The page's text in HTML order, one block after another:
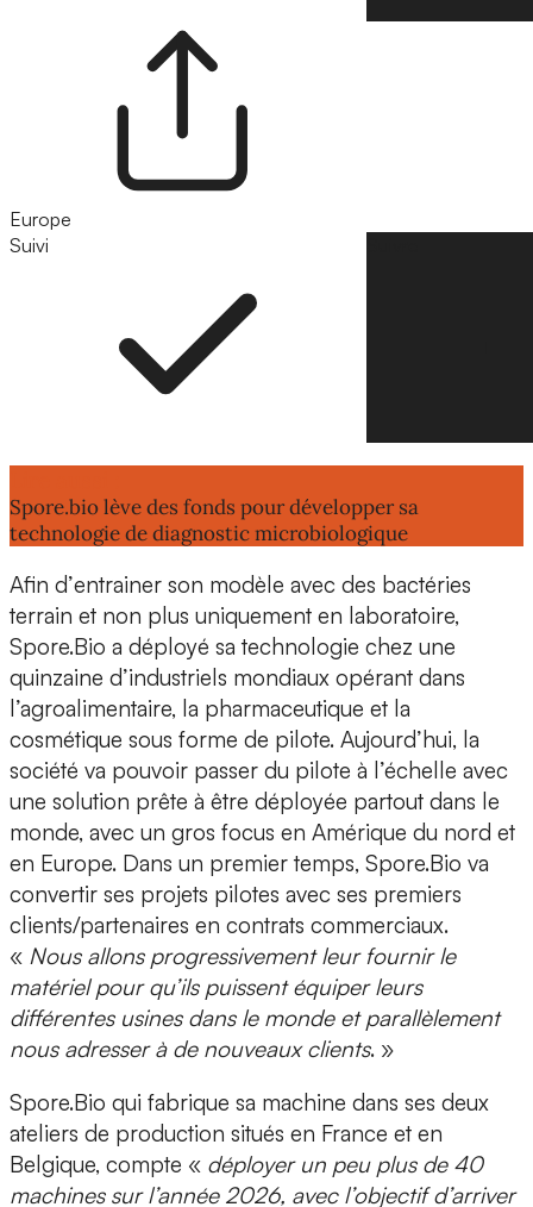
Europe
Suivi
Spore.bio lève des fonds pour développer sa
technologie de diagnostic microbiologique
Afin d’entrainer son modèle avec des bactéries
terrain et non plus uniquement en laboratoire,
Spore.Bio a déployé sa technologie chez une
quinzaine d’industriels mondiaux opérant dans
l’agroalimentaire, la pharmaceutique et la
cosmétique sous forme de pilote. Aujourd’hui, la
société va pouvoir passer du pilote à l’échelle avec
une solution prête à être déployée partout dans le
monde, avec un gros focus en Amérique du nord et
en Europe. Dans un premier temps, Spore.Bio va
convertir ses projets pilotes avec ses premiers
clients/partenaires en contrats commerciaux.
« Nous allons progressivement leur fournirle
matériel pour qu’ils puissent équiper leurs
différentes usines dans le monde et parallèlement
nous adresser à de nouveaux clients. »
Spore.Bio qui fabrique sa machine dans ses deux
ateliers de production situés en France et en
Belgique, compte « déployer un peu plus de40
machines sur l’année 2026, avec l’objectif d’arriver